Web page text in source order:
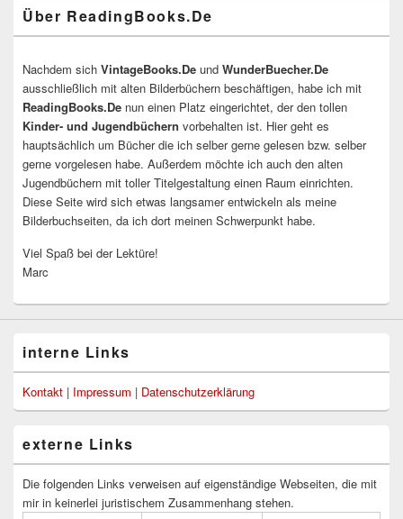
Über ReadingBooks.De
Nachdem sich VintageBooks.De und WunderBuecher.De
ausschließlich mit alten Bilderbüchern beschäftigen, habe ich mit
ReadingBooks.De nun einen Platz eingerichtet, der den tollen
Kinder- und Jugendbüchern vorbehalten ist. Hier geht es
hauptsächlich um Bücher die ich selber gerne gelesen bzw. selber
gerne vorgelesen habe. Außerdem möchte ich auch den alten
Jugendbüchern mit toller Titelgestaltung einen Raum einrichten.
Diese Seite wird sich etwas langsamer entwickeln als meine
Bilderbuchseiten, da ich dort meinen Schwerpunkt habe.
Viel Spaß bei der Lektüre!
Marc
interne Links
Kontakt | Impressum | Datenschutzerklärung
externe Links
Die folgenden Links verweisen auf eigenständige Webseiten, die mit
mir in keinerlei juristischem Zusammenhang stehen.